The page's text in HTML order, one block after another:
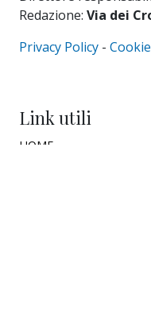
Redazione: Via dei
Privacy Policy -
Link utili
HOME